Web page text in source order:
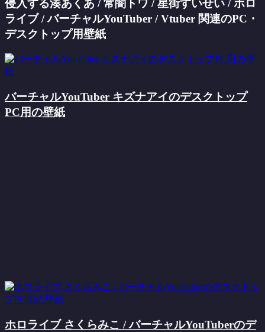
侵入する湊あくあ / 常闇トワ / 星街すいせい / ホロ
ライブ / バーチャルYouTuber / Vtuber 関連のPC・
デスクトップ用壁紙
バーチャルYouTuber キズナアイのデスクトップ
PC用の壁紙
ホロライブ さくらみこ / バーチャルYouTuberのデ